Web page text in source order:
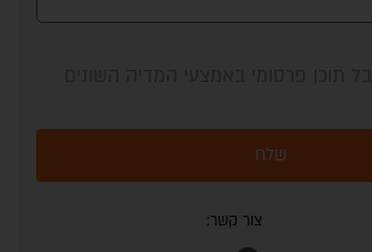
שלח
צור קשר: